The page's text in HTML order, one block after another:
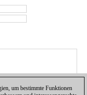
um bestimmte Funktionen